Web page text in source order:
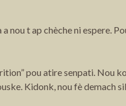
nou t ap chèche ni espere.
pou atire senpati. Nou
Kidonk, nou fè demach